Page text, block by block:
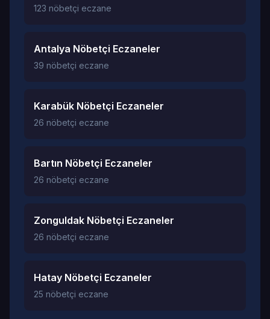
123 nöbetçi eczane
Antalya Nöbetçi Eczaneler
39 nöbetçi eczane
Karabük Nöbetçi Eczaneler
26 nöbetçi eczane
Bartın Nöbetçi Eczaneler
26 nöbetçi eczane
Zonguldak Nöbetçi Eczaneler
26 nöbetçi eczane
Hatay Nöbetçi Eczaneler
25 nöbetçi eczane